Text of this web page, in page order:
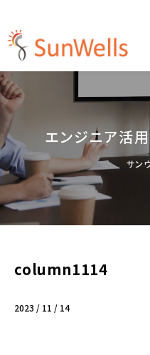
エンジニア活
サン
column1114
2023 / 11 / 14